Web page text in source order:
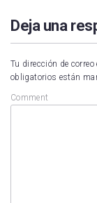
Deja una
Tu dirección de
obligatorios están
Comment